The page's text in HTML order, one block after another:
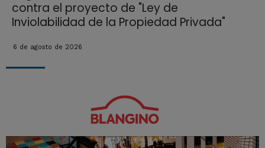
contra el proyecto de "Ley de
Inviolabilidad de la Propiedad Privada"
6 de agosto de 2026